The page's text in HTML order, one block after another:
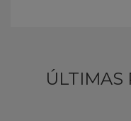
ÚLTIMAS